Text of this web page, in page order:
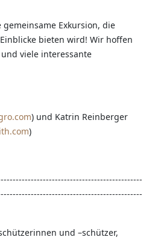
Exkursion, die
bieten wird! Wir hoffen
viele interessante
) und Katrin Reinberger
)
und –schützer,